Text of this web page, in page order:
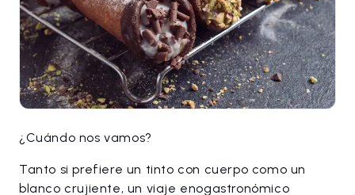
¿Cuándo nos vamos?
Tanto si prefiere un tinto con cuerpo como un
blanco crujiente, un viaje enogastronómico